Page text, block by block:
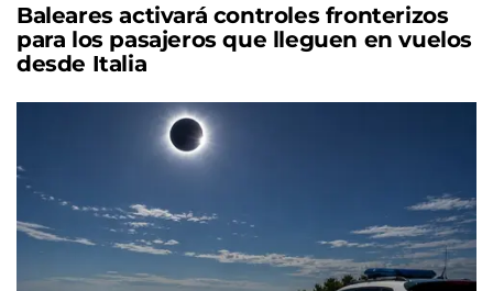
Baleares activará controles fronterizos
para los pasajeros que lleguen en vuelos
desde Italia